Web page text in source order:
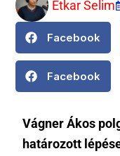
Etkar Selim
Facebook
Facebook
Vágner Ákos
határozott